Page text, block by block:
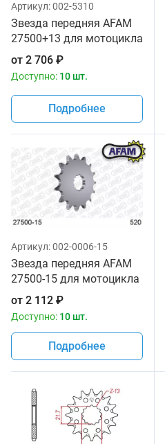
Артикул:002-5310
Звезда передняя AFAM
27500+13 для мотоцикла
от 2 706 ₽
Доступно: 10 шт.
Подробнее
Артикул:002-0006-15
Звезда передняя AFAM
27500-15 для мотоцикла
от 2 112 ₽
Доступно: 10 шт.
Подробнее